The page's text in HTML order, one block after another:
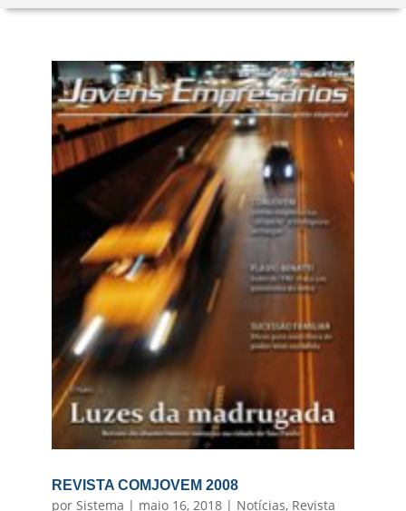
REVISTA COMJOVEM 2008
por Sistema | maio 16, 2018| Notícias, Revista